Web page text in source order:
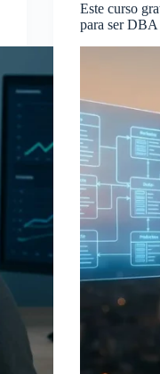
Este curso
para ser DBA